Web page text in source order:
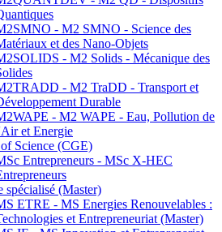
- M2 SMNO - Science des
et des Nano-Objets
- M2 Solids - Mécanique des
- M2 TraDD - Transport et
Durable
- M2 WAPE - Eau, Pollution de
et Energie
Science (CGE)
Entrepreneurs - MSc X-HEC
spécialisé (Master)
ETRE - MS Energies Renouvelables :
et Entrepreneuriat (Master)